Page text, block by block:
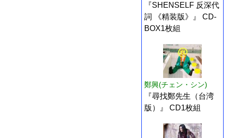
『SHENSELF 反深代
詞 《精装版》』 CD-
BOX1枚組
鄭興(チェン・シン)
『尋找鄭先生（台湾
版）』 CD1枚組